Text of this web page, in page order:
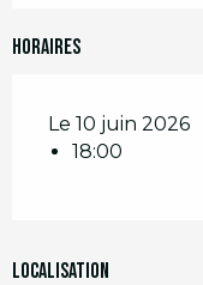
Horaires
Le 10 juin 2026
18:00
Localisation